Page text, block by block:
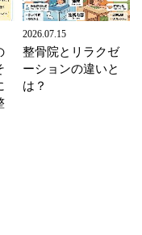
2026.07.15
整骨院とリラクゼ
ーションの違いと
は？